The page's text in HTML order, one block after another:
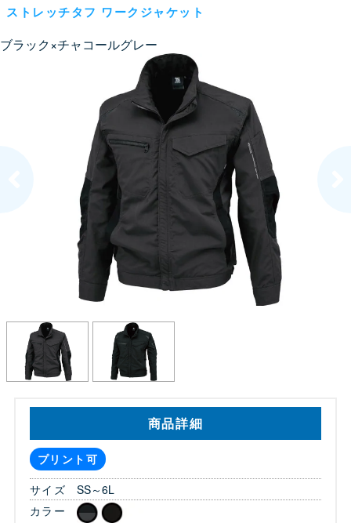
ストレッチタフ ワークジャケット
ブラック×チャコールグレー
商品詳細
プリント可
サイズ
SS～6L
カラー